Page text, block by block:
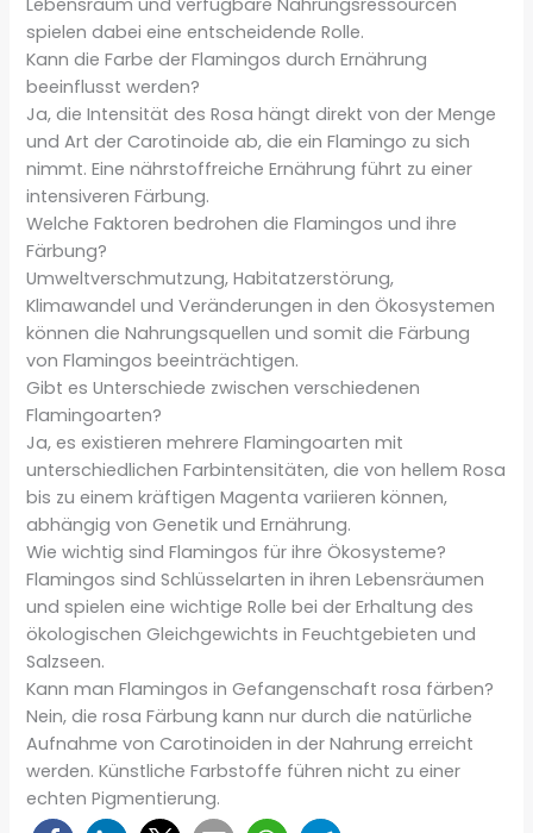
spielen dabei eine entscheidende Rolle.
Kann die Farbe der Flamingos durch Ernährung
beeinflusst werden?
Ja, die Intensität des Rosa hängt direkt von der Menge
und Art der Carotinoide ab, die ein Flamingo zu sich
nimmt. Eine nährstoffreiche Ernährung führt zu einer
intensiveren Färbung.
Welche Faktoren bedrohen die Flamingos und ihre
Färbung?
Umweltverschmutzung, Habitatzerstörung,
Klimawandel und Veränderungen in den Ökosystemen
können die Nahrungsquellen und somit die Färbung
von Flamingos beeinträchtigen.
Gibt es Unterschiede zwischen verschiedenen
Flamingoarten?
Ja, es existieren mehrere Flamingoarten mit
unterschiedlichen Farbintensitäten, die von hellem Rosa
bis zu einem kräftigen Magenta variieren können,
abhängig von Genetik und Ernährung.
Wie wichtig sind Flamingos für ihre Ökosysteme?
Flamingos sind Schlüsselarten in ihren Lebensräumen
und spielen eine wichtige Rolle bei der Erhaltung des
ökologischen Gleichgewichts in Feuchtgebieten und
Salzseen.
Kann man Flamingos in Gefangenschaft rosa färben?
Nein, die rosa Färbung kann nur durch die natürliche
Aufnahme von Carotinoiden in der Nahrung erreicht
werden. Künstliche Farbstoffe führen nicht zu einer
echten Pigmentierung.